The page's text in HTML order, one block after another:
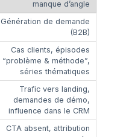
manque d’angle
Génération de demande
(B2B)
Cas clients, épisodes
“problème & méthode”,
séries thématiques
Trafic vers landing,
demandes de démo,
influence dans le CRM
CTA absent, attribution